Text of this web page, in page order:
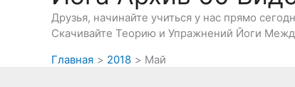
Друзья, начинайте учиться у нас прямо
Скачивайте Теорию и Упражнений Йоги
Главная
2018 Май